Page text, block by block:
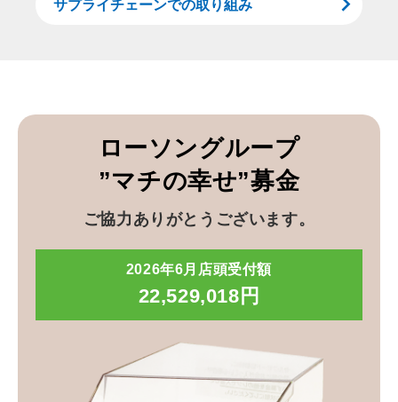
サプライチェーンでの取り組み
ローソングループ
”マチの幸せ”募金
ご協力ありがとうございます。
2026年6月店頭受付額
22,529,018円